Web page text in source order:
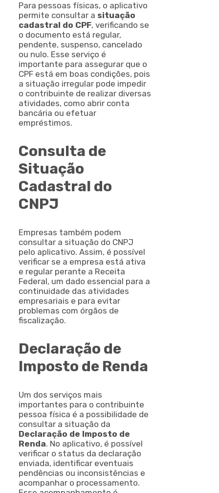
Para pessoas físicas, o aplicativo
permite consultar a situação
cadastral do CPF, verificando se
o documento está regular,
pendente, suspenso, cancelado
ou nulo. Esse serviço é
importante para assegurar que o
CPF está em boas condições, pois
a situação irregular pode impedir
o contribuinte de realizar diversas
atividades, como abrir conta
bancária ou efetuar
empréstimos.
Consulta de
Situação
Cadastral do
CNPJ
Empresas também podem
consultar a situação do CNPJ
pelo aplicativo. Assim, é possível
verificar se a empresa está ativa
e regular perante a Receita
Federal, um dado essencial para a
continuidade das atividades
empresariais e para evitar
problemas com órgãos de
fiscalização.
Declaração de
Imposto de Renda
Um dos serviços mais
importantes para o contribuinte
pessoa física é a possibilidade de
consultar a situação da
Declaração de Imposto de
Renda. No aplicativo, é possível
verificar o status da declaração
enviada, identificar eventuais
pendências ou inconsistências e
acompanhar o processamento.